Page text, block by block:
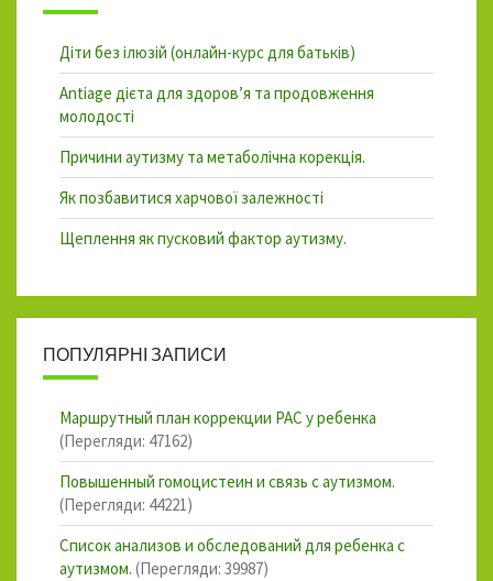
Діти без ілюзій (онлайн-курс для батьків)
Antiage дієта для здоров’я та продовження
молодості
Причини аутизму та метаболічна корекція.
Як позбавитися харчової залежності
Щеплення як пусковий фактор аутизму.
ПОПУЛЯРНІ ЗАПИСИ
Маршрутный план коррекции РАС у ребенка
(Перегляди: 47162)
Повышенный гомоцистеин и связь с аутизмом.
(Перегляди: 44221)
Список анализов и обследований для ребенка с
аутизмом. (Перегляди: 39987)